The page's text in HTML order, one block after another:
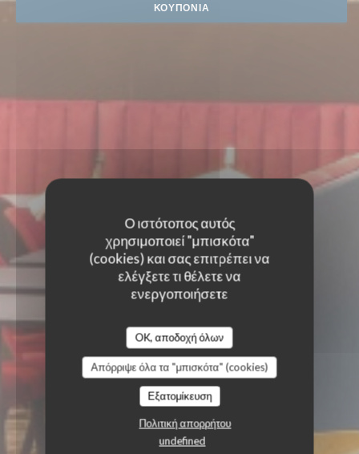
Ο ιστότοπος αυτός
χρησιμοποιεί "μπισκότα"
(cookies) και σας επιτρέπει να
ελέγξετε τι θέλετε να
ενεργοποιήσετε
OK, αποδοχή όλων
Απόρριψε όλα τα "μπισκότα" (cookies)
Εξατομίκευση
Πολιτική απορρήτου
undefined
ΚΟΥΠΌΝΙΑ